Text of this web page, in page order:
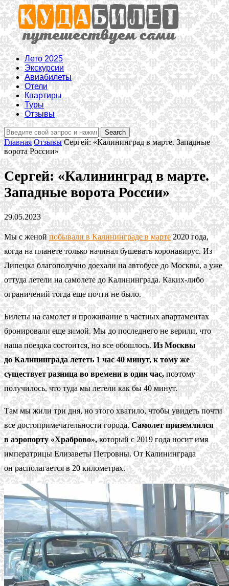
Лето 2025
Экскурсии
Авиабилеты
Отели
Квартиры
Туры
Отзывы
Главная Отзывы Сергей: «Калининград в марте. Западные
ворота России»
Сергей: «Калининград в марте.
Западные ворота России»
29.05.2023
Мы с женойпобывали в Калининграде в марте2020 года,
когда на планете только начинал бушевать коронавирус. Из
Липецка благополучно доехали на автобусе до Москвы, а уже
оттуда летели на самолете до Калининграда. Каких-либо
ограничений тогда еще почти не было.
Билеты на самолет и проживание в частных апартаментах
бронировали еще зимой. Мы до последнего не верили, что
наша поездка состоится, но все обошлось.Из Москвы
до Калининграда лететь 1 час 40 минут, к тому же
существует разница во времени в один час,поэтому
получилось, что туда мы летели как бы 40 минут.
Там мы жили три дня, но этого хватило, чтобы увидеть почти
все достопримечательности города.Самолет приземлился
в аэропорту «Храброво»,который с 2019 года носит имя
императрицы Елизаветы Петровны. От Калининграда
он располагается в 20 километрах.